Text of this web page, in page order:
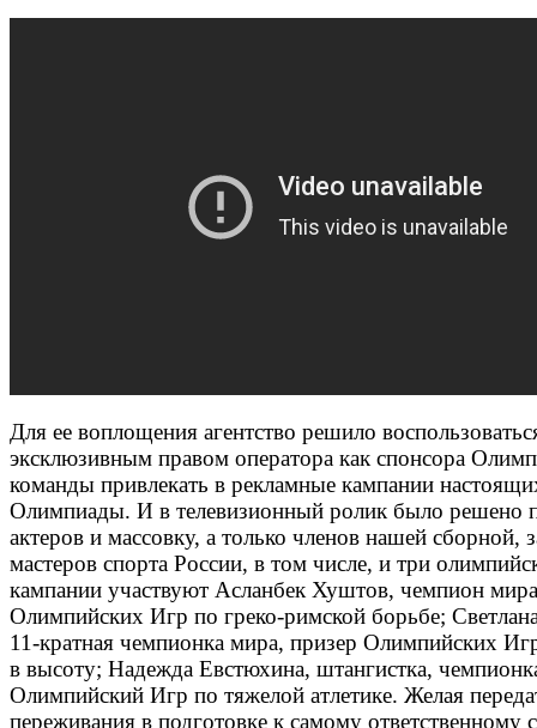
Для ее воплощения агентство решило
эксклюзивным правом оператора как спонсора
команды привлекать в рекламные кампании
Олимпиады. И в телевизионный ролик было решено
актеров и массовку, а только членов нашей сборной,
мастеров спорта России, в том числе, и три
кампании участвуют Асланбек Хуштов, чемпион
Олимпийских Игр по греко-римской борьбе;
11-кратная чемпионка мира, призер Олимпийских
в высоту; Надежда Евстюхина, штангистка,
Олимпийский Игр по тяжелой атлетике. Желая
переживания в подготовке к самому ответственному